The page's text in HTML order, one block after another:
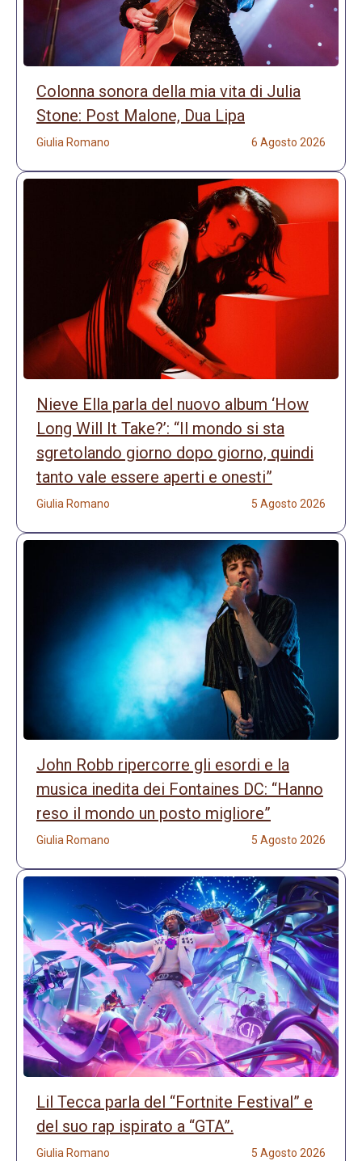
Colonna sonora della mia vita di Julia
Stone: Post Malone, Dua Lipa
Giulia Romano 6 Agosto 2026
Nieve Ella parla del nuovo album ‘How
Long Will It Take?’: “Il mondo si sta
sgretolando giorno dopo giorno, quindi
tanto vale essere aperti e onesti”
Giulia Romano 5 Agosto 2026
John Robb ripercorre gli esordi e la
musica inedita dei Fontaines DC: “Hanno
reso il mondo un posto migliore”
Giulia Romano 5 Agosto 2026
Lil Tecca parla del “Fortnite Festival” e
del suo rap ispirato a “GTA”.
Giulia Romano 5 Agosto 2026